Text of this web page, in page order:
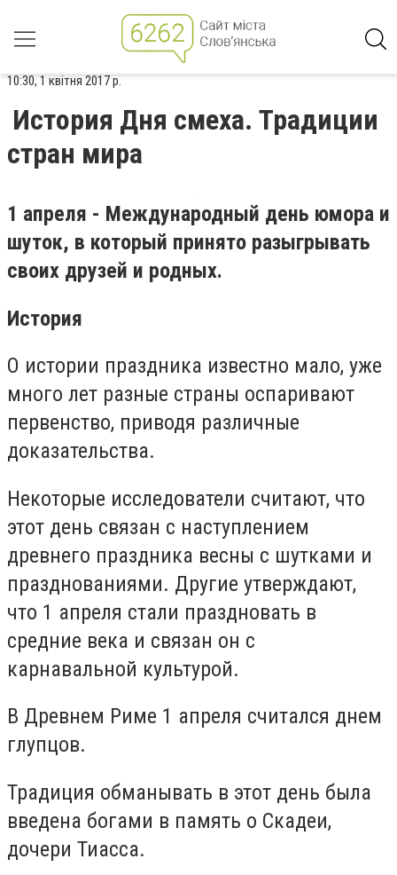
10:30, 1 квітня 2017 р.
История Дня смеха. Традиции
стран мира
1 апреля - Международный день юмора и
шуток, в который принято разыгрывать
своих друзей и родных.
История
О истории праздника известно мало, уже
много лет разные страны оспаривают
первенство, приводя различные
доказательства.
Некоторые исследователи считают, что
этот день связан с наступлением
древнего праздника весны с шутками и
празднованиями. Другие утверждают,
что 1 апреля стали праздновать в
средние века и связан он с
карнавальной культурой.
В Древнем Риме 1 апреля считался днем
глупцов.
Традиция обманывать в этот день была
введена богами в память о Скадеи,
дочери Тиасса.